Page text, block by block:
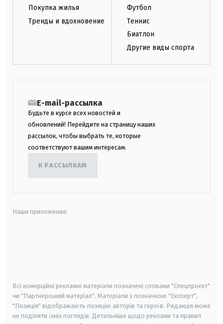
Покупка жилья
Тренды и вдохновение
Футбол
Теннис
Биатлон
Другие виды спорта
E-mail-рассылка
Будьте в курсе всех новостей и
обновлений! Перейдите на страницу наших
рассылок, чтобы выбрать те, которые
соответствуют вашим интересам.
К РАССЫЛКАМ
Наши приложения:
Всі комерційні рекламні матеріали позначені словами "Спецпроєкт"
чи "Партнерський матеріал". Матеріали з позначкою "Експерт",
"Позиція" відображають позицію авторів та героїв. Редакція може
не поділяти їхніх поглядів. Детальніше щодо реклами та правил